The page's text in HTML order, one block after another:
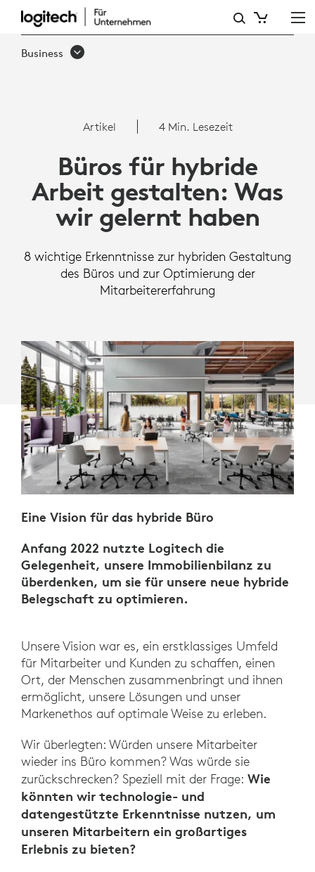
ARTIKEL:
BÜROS
GESTALTEN:
WAS
WIR
GELERNT
HABEN
Business
Artikel 4 Min. Lesezeit
Büros für hybride
Arbeit gestalten: Was
wir gelernt haben
8 wichtige Erkenntnisse zur hybriden Gestaltung
des Büros und zur Optimierung der
Mitarbeitererfahrung
Eine Vision für das hybride Büro
Anfang 2022 nutzte Logitech die
Gelegenheit, unsere Immobilienbilanz zu
überdenken, um sie für unsere neue hybride
Belegschaft zu optimieren.
Unsere Vision war es, ein erstklassiges Umfeld
für Mitarbeiter und Kunden zu schaffen, einen
Ort, der Menschen zusammenbringt und ihnen
ermöglicht, unsere Lösungen und unser
Markenethos auf optimale Weise zu erleben.
Wir überlegten: Würden unsere Mitarbeiter
wieder ins Büro kommen? Was würde sie
zurückschrecken? Speziell mit der Frage: Wie
könnten wir technologie- und
datengestützte Erkenntnisse nutzen, um
unseren Mitarbeitern ein großartiges
Erlebnis zu bieten?